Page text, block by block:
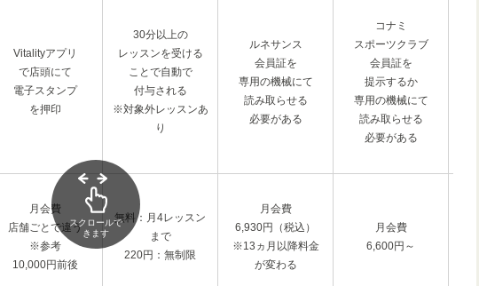
Vitalityアプリ
で店頭にて
電子スタンプ
を押印
30分以上の
レッスンを受ける
ことで自動で
付与される
※対象外レッスンあ
り
ルネサンス
会員証を
専用の機械にて
読み取らせる
必要がある
コナミ
スポーツクラブ
会員証を
提示するか
専用の機械にて
読み取らせる
必要がある
月会費
店舗ごとで違う
※参考
10,000円前後
無料：月4レッスン
まで
220円：無制限
月会費
6,930円（税込）
※13ヵ月以降料金
が変わる
月会費
6,600円～
スクロールで
きます